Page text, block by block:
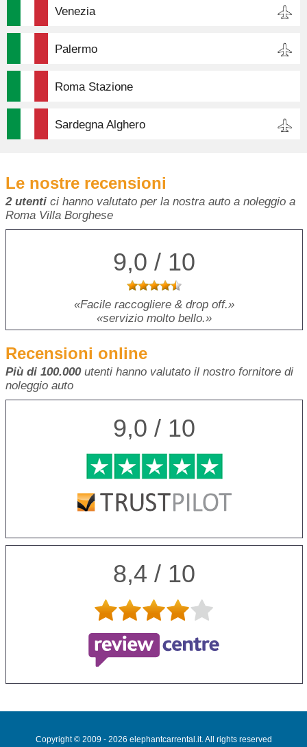
Venezia
Palermo
Roma Stazione
Sardegna Alghero
Le nostre recensioni
2 utenti ci hanno valutato per la nostra auto a noleggio a
Roma Villa Borghese
9,0 / 10
Facile raccogliere & drop off.
servizio molto bello.
Recensioni online
Più di 100.000utenti hanno valutato il nostro fornitore di
noleggio auto
9,0 / 10
8,4 / 10
Copyright © 2009 - 2026 elephantcarrental.it. All rights reserved